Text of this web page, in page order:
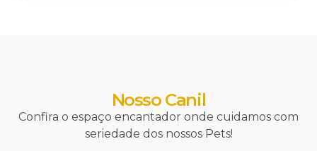
Nosso Canil
Confira o espaço encantador onde cuidamos com
seriedade dos nossos Pets!